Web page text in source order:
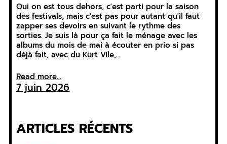
Oui on est tous dehors, c'est parti pour la saison
des festivals, mais c'est pas pour autant qu'il faut
zapper ses devoirs en suivant le rythme des
sorties. Je suis là pour ça fait le ménage avec les
albums du mois de mai à écouter en prio si pas
déjà fait, avec du Kurt Vile,…
Read more...
7 juin 2026
ARTICLES RÉCENTS